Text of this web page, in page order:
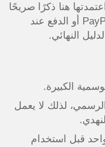
هنا ذكرًا صريحًا
لوسائل مثل مدى أو Apple Pay أو PayPal أو الدفع عند
النهائي.
الكبيرة.
لذلك لا يعمل
قبل استخدام